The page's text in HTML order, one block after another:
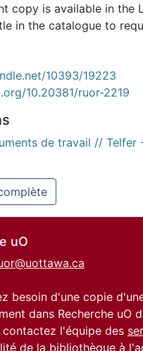
copy is available in the
in the catalogue to
10393/19223
10.20381/ruor-2219
de travail // Telfer
uO
besoin d'une copie
dans Recherche uO
contactez l'équipe des
de la bibliothèque à